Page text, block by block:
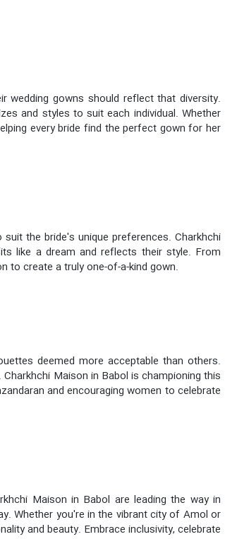
wedding gowns should reflect that diversity.
and styles to suit each individual. Whether
every bride find the perfect gown for her
the bride's unique preferences. Charkhchi
like a dream and reflects their style. From
to create a truly one-of-a-kind gown.
deemed more acceptable than others.
Maison in Babol is championing this
and encouraging women to celebrate
Maison in Babol are leading the way in
Whether you're in the vibrant city of Amol or
and beauty. Embrace inclusivity, celebrate